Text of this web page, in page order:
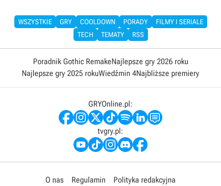
WSZYSTKIE GRY COOLDOWN PORADY
FILMY I SERIALE
TECH
TEMATY RSS
Poradnik Gothic RemakeNajlepsze gry 2026 roku
Najlepsze gry 2025 rokuWiedźmin 4Najbliższe premiery
GRYOnline.pl:
tvgry.pl:
O nas Regulamin Polityka redakcyjna